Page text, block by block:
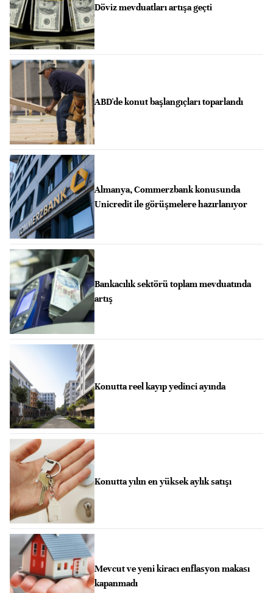
Döviz mevduatları artışa geçti
ABD'de konut başlangıçları toparlandı
Almanya, Commerzbank konusunda
Unicredit ile görüşmelere hazırlanıyor
Bankacılık sektörü toplam mevduatında
artış
Konutta reel kayıp yedinci ayında
Konutta yılın en yüksek aylık satışı
Mevcut ve yeni kiracı enflasyon makası
kapanmadı